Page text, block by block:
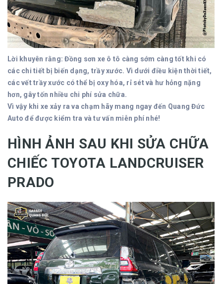
Lời khuyên rằng: Đồng sơn xe ô tô càng sớm càng tốt khi có
các chi tiết bị biến dạng, trầy xước. Vì dưới điều kiện thời tiết,
các vết trầy xước có thể bị oxy hóa, rỉ sét và hư hỏng nặng
hơn, gây tốn nhiều chi phí sửa chữa.
Vì vậy khi xe xảy ra va chạm hãy mang ngay đến Quang Đức
Auto để được kiểm tra và tư vấn miễn phí nhé!
HÌNH ẢNH SAU KHI SỬA CHỮA
CHIẾC TOYOTA LANDCRUISER
PRADO